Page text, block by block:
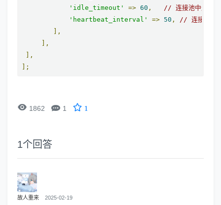
'idle_timeout'
=> 60 ,
// 连接池中连接最
'heartbeat_interval'
=> 50 ,
// 连接池心
],
],
],
];
 1862  1 1
1个回答
故人重来 2025-02-19